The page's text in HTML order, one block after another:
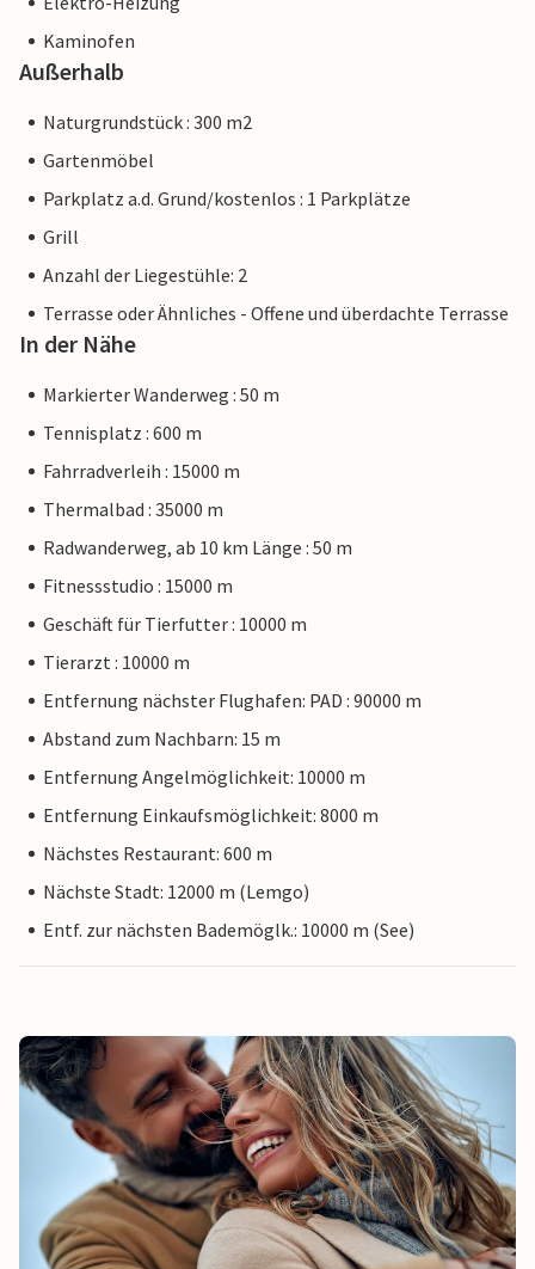
Kaminofen
Außerhalb
Naturgrundstück : 300 m2
Gartenmöbel
Parkplatz a.d. Grund/kostenlos : 1 Parkplätze
Grill
Anzahl der Liegestühle: 2
Terrasse oder Ähnliches - Offene und überdachte Terrasse
In der Nähe
Markierter Wanderweg : 50 m
Tennisplatz : 600 m
Fahrradverleih : 15000 m
Thermalbad : 35000 m
Radwanderweg, ab 10 km Länge : 50 m
Fitnessstudio : 15000 m
Geschäft für Tierfutter : 10000 m
Tierarzt : 10000 m
Entfernung nächster Flughafen: PAD : 90000 m
Abstand zum Nachbarn: 15 m
Entfernung Angelmöglichkeit: 10000 m
Entfernung Einkaufsmöglichkeit: 8000 m
Nächstes Restaurant: 600 m
Nächste Stadt: 12000 m (Lemgo)
Entf. zur nächsten Bademöglk.: 10000 m (See)